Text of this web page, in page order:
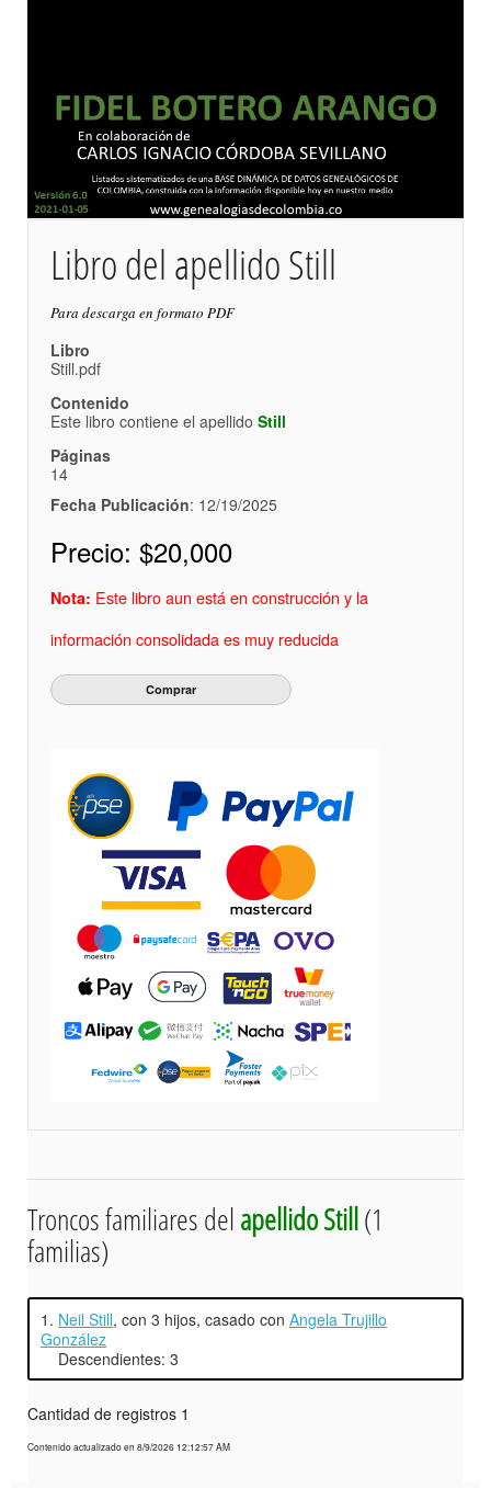
Libro del apellido Still
Para descarga en formato PDF
Libro
Still.pdf
Contenido
Este libro contiene el apellido Still
Páginas
14
Fecha Publicación: 12/19/2025
Precio: $20,000
Nota: Este libro aun está en construcción y la
información consolidada es muy reducida
Troncos familiares delapellido Still(1
familias)
1. Neil Still, con 3 hijos, casado con Angela Trujillo
González
Descendientes: 3
Cantidad de registros 1
Contenido actualizado en 8/9/2026 12:12:57 AM